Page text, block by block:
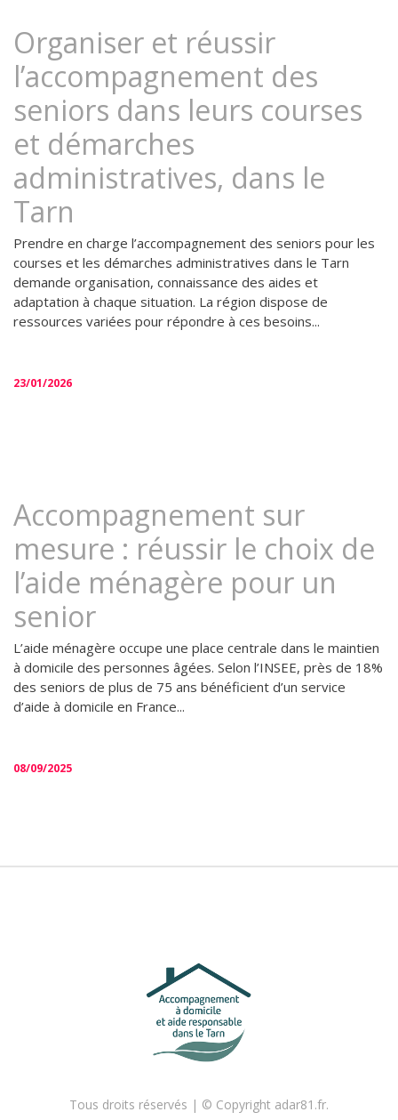
Organiser et réussir
l’accompagnement des
seniors dans leurs courses
et démarches
administratives, dans le
Tarn
Prendre en charge l’accompagnement des seniors pour les
courses et les démarches administratives dans le Tarn
demande organisation, connaissance des aides et
adaptation à chaque situation. La région dispose de
ressources variées pour répondre à ces besoins...
23/01/2026
Accompagnement sur
mesure : réussir le choix de
l’aide ménagère pour un
senior
L’aide ménagère occupe une place centrale dans le maintien
à domicile des personnes âgées. Selon l’INSEE, près de 18%
des seniors de plus de 75 ans bénéficient d’un service
d’aide à domicile en France...
08/09/2025
Tous droits réservés | © Copyright adar81.fr.